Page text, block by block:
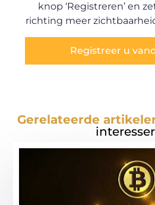
knop ‘Registreren’ en
richting meer
Registreer u
Gerelateerde